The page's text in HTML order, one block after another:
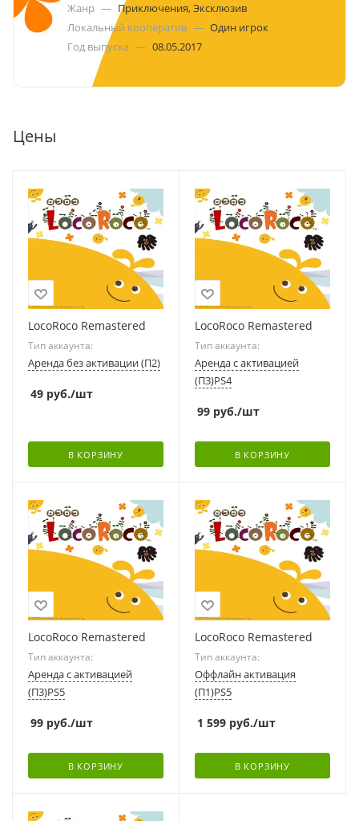
Жанр — Приключения, Эксклюзив
Локальный кооператив — Один игрок
Год выпуска — 08.05.2017
Цены
LocoRoco Remastered
Тип аккаунта:
Аренда без активации (П2)
49 руб./шт
В КОРЗИНУ
LocoRoco Remastered
Тип аккаунта:
Аренда с активацией
(П3)PS4
99 руб./шт
В КОРЗИНУ
LocoRoco Remastered
Тип аккаунта:
Аренда с активацией
(П3)PS5
99 руб./шт
В КОРЗИНУ
LocoRoco Remastered
Тип аккаунта:
Оффлайн активация
(П1)PS5
1 599 руб./шт
В КОРЗИНУ